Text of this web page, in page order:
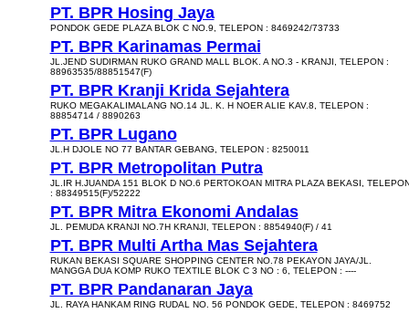
PT. BPR Hosing Jaya
PONDOK GEDE PLAZA BLOK C NO.9, TELEPON : 8469242/73733
PT. BPR Karinamas Permai
JL.JEND SUDIRMAN RUKO GRAND MALL BLOK. A NO.3 - KRANJI, TELEPON :
88963535/88851547(F)
PT. BPR Kranji Krida Sejahtera
RUKO MEGAKALIMALANG NO.14 JL. K. H NOER ALIE KAV.8, TELEPON :
88854714 / 8890263
PT. BPR Lugano
JL.H DJOLE NO 77 BANTAR GEBANG, TELEPON : 8250011
PT. BPR Metropolitan Putra
JL.IR H.JUANDA 151 BLOK D NO.6 PERTOKOAN MITRA PLAZA BEKASI,
: 88349515(F)/52222
PT. BPR Mitra Ekonomi Andalas
JL. PEMUDA KRANJI NO.7H KRANJI, TELEPON : 8854940(F) / 41
PT. BPR Multi Artha Mas Sejahtera
RUKAN BEKASI SQUARE SHOPPING CENTER NO.78 PEKAYON JAYA/JL.
MANGGA DUA KOMP RUKO TEXTILE BLOK C 3 NO : 6, TELEPON : ----
PT. BPR Pandanaran Jaya
JL. RAYA HANKAM RING RUDAL NO. 56 PONDOK GEDE, TELEPON : 8469752